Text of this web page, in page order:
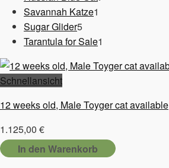
Savannah Katze1
Sugar Glider55
Produkte
Tarantula for Sale1
Schnellansicht
12 weeks old, Male Toyger cat available
1.125,00 €
In den Warenkorb